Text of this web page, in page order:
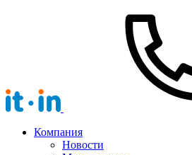
Компания
Новости